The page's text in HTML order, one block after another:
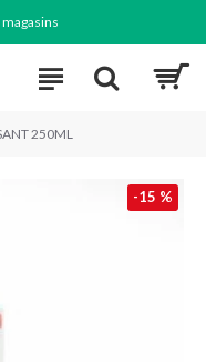
250ML
-15 %